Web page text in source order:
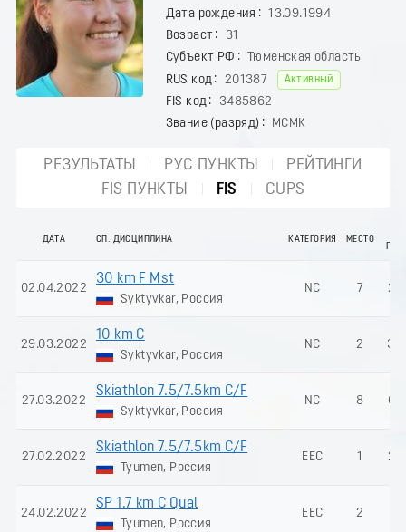
Дата рождения
13.09.1994
Возраст
31
Субъект РФ
Тюменская область
RUS код
201387 Активный
FIS код
3485862
Звание (разряд)
МСМК
РЕЗУЛЬТАТЫ РУС ПУНКТЫ
РЕЙТИНГИ
FIS ПУНКТЫ
FIS CUPS
ДАТА СП. ДИСЦИПЛИНА КАТЕГОРИЯ МЕСТО
02.04.2022
30 km F Mst
Syktyvkar, Россия
NC 7
29.03.2022
10 km C
Syktyvkar, Россия
NC 2
27.03.2022
Skiathlon 7.5/7.5km C/F
Syktyvkar, Россия
NC 8
27.02.2022
Skiathlon 7.5/7.5km C/F
Tyumen, Россия
EEC 1
24.02.2022
SP 1.7 km C Qual
Tyumen, Россия
EEC 2